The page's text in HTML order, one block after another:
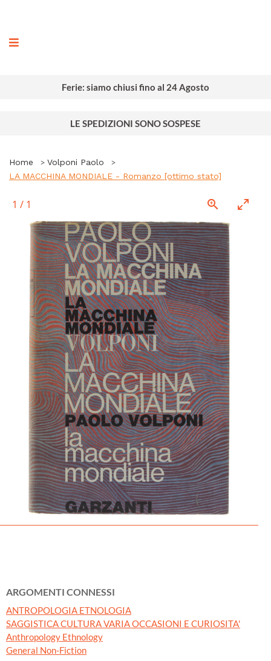
Ferie: siamo chiusi fino al 24 Agosto
LE SPEDIZIONI SONO SOSPESE
Home
Volponi Paolo
LA MACCHINA MONDIALE - Romanzo [ottimo stato]
1 / 1
ARGOMENTI CONNESSI
ANTROPOLOGIA ETNOLOGIA
SAGGISTICA CULTURA VARIA OCCASIONI E CURIOSITA'
Anthropology Ethnology
General Non-Fiction